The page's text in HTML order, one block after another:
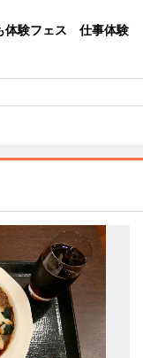
体験フェス 仕事体験